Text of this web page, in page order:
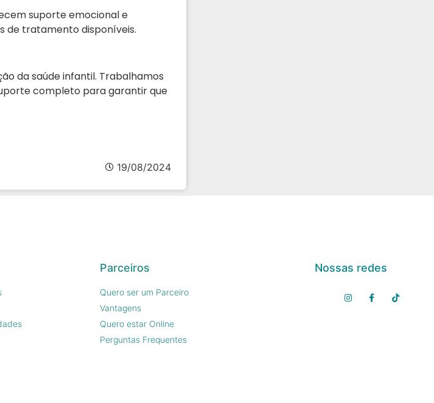
suporte emocional e
de tratamento disponíveis.
da saúde infantil. Trabalhamos
completo para garantir que
19/08/2024
Parceiros
Quero ser um Parceiro
Vantagens
Quero estar Online
Perguntas Frequentes
Nossas redes